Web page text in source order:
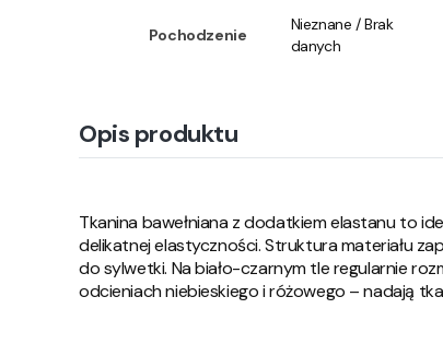
Pochodzenie
Nieznane / Brak
danych
Opis produktu
Tkanina bawełniana z dodatkiem elastanu to
delikatnej elastyczności. Struktura materiału
do sylwetki. Na biało-czarnym tle regularnie
odcieniach niebieskiego i różowego – nadają